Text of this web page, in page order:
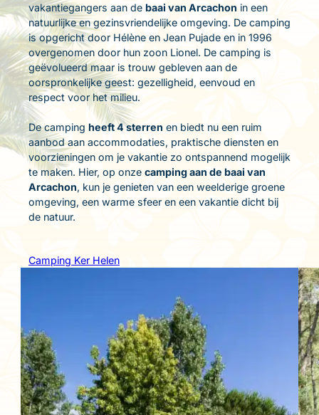
vakantiegangers aan de baai van Arcachon in een
natuurlijke en gezinsvriendelijke omgeving. De camping
is opgericht door Hélène en Jean Pujade en in 1996
overgenomen door hun zoon Lionel. De camping is
geëvolueerd maar is trouw gebleven aan de
oorspronkelijke geest: gezelligheid, eenvoud en
respect voor het milieu.
De camping heeft 4 sterren en biedt nu een ruim
aanbod aan accommodaties, praktische diensten en
voorzieningen om je vakantie zo ontspannend mogelijk
te maken. Hier, op onze camping aan de baai van
Arcachon, kun je genieten van een weelderige groene
omgeving, een warme sfeer en een vakantie dicht bij
de natuur.
Camping Ker Helen